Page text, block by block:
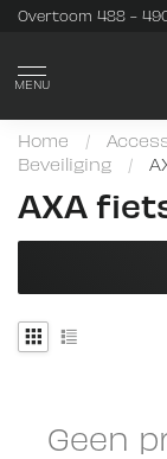
Overtoom 488 -
MENU
Home /
Beveiliging
/
AXA
Geen